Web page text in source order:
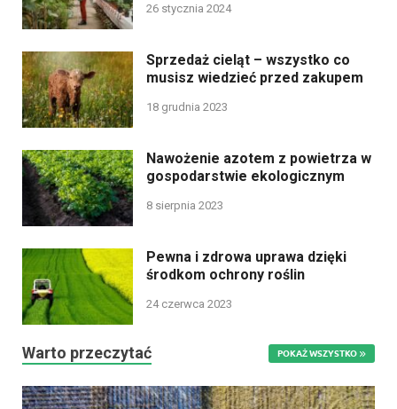
26 stycznia 2024
Sprzedaż cieląt – wszystko co
musisz wiedzieć przed zakupem
18 grudnia 2023
Nawożenie azotem z powietrza w
gospodarstwie ekologicznym
8 sierpnia 2023
Pewna i zdrowa uprawa dzięki
środkom ochrony roślin
24 czerwca 2023
Warto przeczytać POKAŻ WSZYSTKO